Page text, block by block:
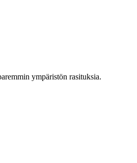
ympäristön rasituksia.